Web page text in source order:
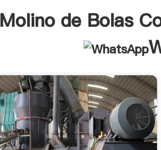
Molino de Bolas